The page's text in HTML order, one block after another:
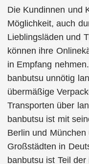
Die Kundinnen und
Möglichkeit, auch
Lieblingsläden und
können ihre
in Empfang
banbutsu unnötig
übermäßige
Transporten über
banbutsu ist mit
Berlin und
Großstädten in
banbutsu ist Teil